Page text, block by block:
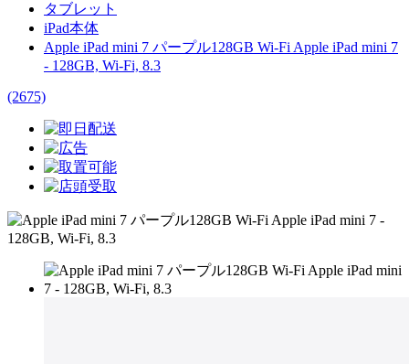
タブレット
iPad本体
Apple iPad mini 7 パープル128GB Wi-Fi Apple iPad mini 7
- 128GB, Wi-Fi, 8.3
(2675)